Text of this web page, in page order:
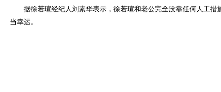
据徐若瑄经纪人刘素华表示，徐若瑄和老公完全没靠任何人工措
当幸运。